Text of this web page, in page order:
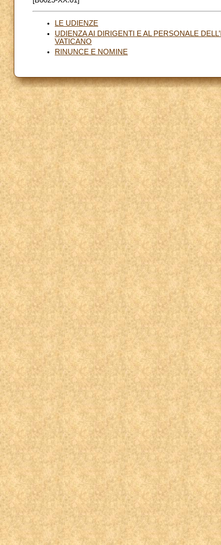
LE UDIENZE
UDIENZA AI DIRIGENTI E AL PERSONALE
VATICANO
RINUNCE E NOMINE